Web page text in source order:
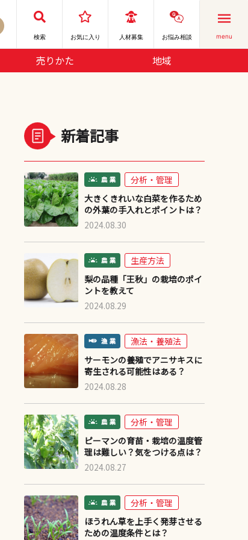
検索 お気に⼊り 人材募集 お悩み相談 menu
売りかた 地域
新着記事
分析・管理
大きくきれいな白菜を作るため
の外葉の手入れとポイントは？
2024.08.30
生産方法
梨の品種「王秋」の栽培のポイ
ントを教えて
2024.08.29
漁法・養殖法
サーモンの養殖でアニサキスに
寄生される可能性はある？
2024.08.28
分析・管理
ピーマンの育苗・栽培の温度管
理は難しい？気をつける点は？
2024.08.27
分析・管理
ほうれん草を上手く発芽させる
ための温度条件とは？